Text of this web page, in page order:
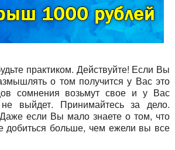
практиком. Действуйте! Если Вы
о том получится у Вас это
сомнения возьмут свое и у Вас
не выйдет. Принимайтесь за дело.
если Вы мало знаете о том, что
добиться больше, чем ежели вы все